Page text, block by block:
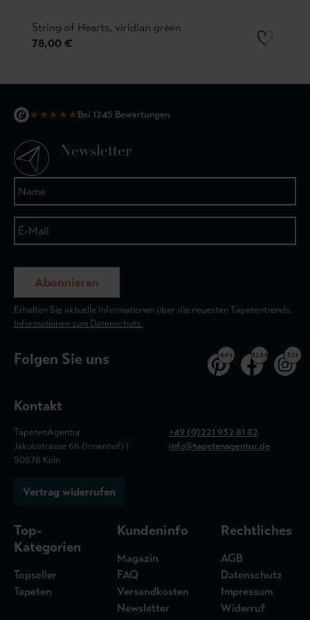
String of Hearts, viridian green
78,00 €
★★★★★Bei 1245 Bewertungen
Newsletter
Abonnieren
Erhalten Sie aktuelle Informationen über die neuesten Tapetentrends.
Informationen zum Datenschutz.
Folgen Sie uns 4,9 k 32,5 k 3,1 k
Kontakt
TapetenAgentur
Jakobstrasse 66 (Innenhof) |
50678 Köln
+49 (0)221 932 81 82
info@tapetenagentur.de
Vertrag widerrufen
Top-
Kategorien
Topseller
Tapeten
Kundeninfo
Magazin
FAQ
Versandkosten
Newsletter
Rechtliches
AGB
Datenschutz
Impressum
Widerruf